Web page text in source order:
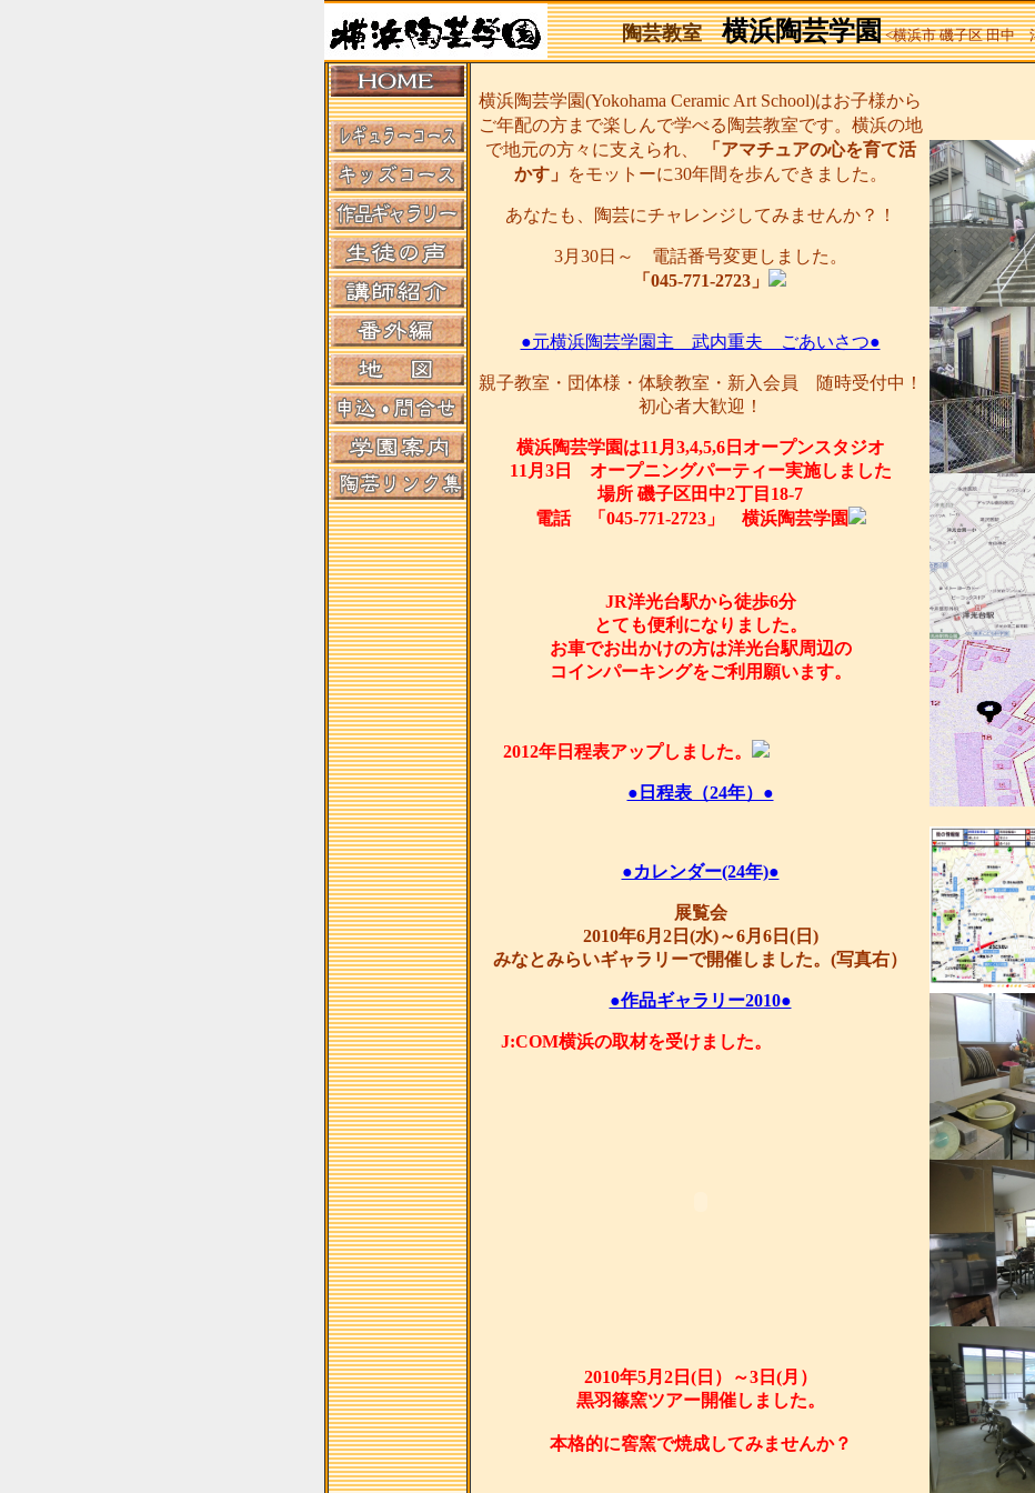
陶芸教室 横浜陶芸学園 <横浜市 磯子区 田中
横浜陶芸学園(Yokohama Ceramic Art School)はお子様から
ご年配の方まで楽しんで学べる陶芸教室です。横浜の地
で地元の方々に支えられ、
「アマチュアの心を育て活
かす」
をモットーに30年間を歩んできました。
あなたも、陶芸にチャレンジしてみませんか？！
3月30日～ 電話番号変更しました。
「045-771-2723」
●元横浜陶芸学園主 武内重夫 ごあいさつ●
親子教室・団体様・体験教室・新入会員 随時受付中！
初心者大歓迎！
横浜陶芸学園は11月3,4,5,6日オープンスタジオ
11月3日 オープニングパーティー実施しました
場所 磯子区田中2丁目18-7
電話 「045-771-2723」 横浜陶芸学園
JR洋光台駅から徒歩6分
とても便利になりました。
お車でお出かけの方は洋光台駅周辺の
コインパーキングをご利用願います。
2012年日程表アップしました。
●日程表（24年）●
●カレンダー(24年)●
展覧会
2010年6月2日(水)～6月6日(日)
みなとみらいギャラリーで開催しました。(写真右）
●作品ギャラリー2010●
J:COM横浜の取材を受けました。
2010年5月2日(日）～3日(月）
黒羽篠窯ツアー開催しました。
本格的に窖窯で焼成してみませんか？